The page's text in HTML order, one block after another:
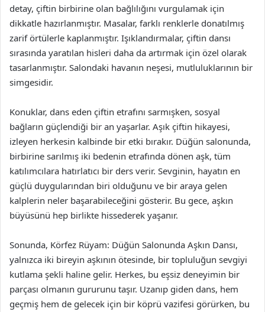
detay, çiftin birbirine olan bağlılığını vurgulamak için
dikkatle hazırlanmıştır. Masalar, farklı renklerle donatılmış
zarif örtülerle kaplanmıştır. Işıklandırmalar, çiftin dansı
sırasında yaratılan hisleri daha da artırmak için özel olarak
tasarlanmıştır. Salondaki havanın neşesi, mutluluklarının bir
simgesidir.
Konuklar, dans eden çiftin etrafını sarmışken, sosyal
bağların güçlendiği bir an yaşarlar. Aşık çiftin hikayesi,
izleyen herkesin kalbinde bir etki bırakır. Düğün salonunda,
birbirine sarılmış iki bedenin etrafında dönen aşk, tüm
katılımcılara hatırlatıcı bir ders verir. Sevginin, hayatın en
güçlü duygularından biri olduğunu ve bir araya gelen
kalplerin neler başarabileceğini gösterir. Bu gece, aşkın
büyüsünü hep birlikte hissederek yaşanır.
Sonunda, Körfez Rüyam: Düğün Salonunda Aşkın Dansı,
yalnızca iki bireyin aşkının ötesinde, bir topluluğun sevgiyi
kutlama şekli haline gelir. Herkes, bu eşsiz deneyimin bir
parçası olmanın gururunu taşır. Uzanıp giden dans, hem
geçmiş hem de gelecek için bir köprü vazifesi görürken, bu